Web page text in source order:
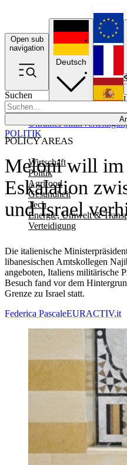
Open sub
navigation
Suchen
POLICY AREAS
Wirtschaft
Politik
Agrifood
Gesundheit
Tech
Energie, Umwelt &
Verteidigung
UkrainePolitik
Deutsch
Meloni will im
Eskalation
und Israel
Die italienische
libanesischen Amtskollegen
angeboten, Italiens militärische
Besuch fand vor dem
Grenze zu Israel statt.
POLITIK
Federica PascaleEURACTIV.it